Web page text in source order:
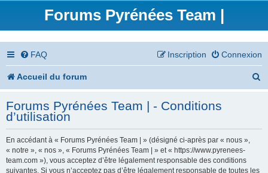
Forums Pyrénées Team |
FAQ Connexion
Inscription
Accueil du forum
h
Forums Pyrénées Team | - Conditions
d’utilisation
En accédant à « Forums Pyrénées Team | » (désigné ci-après par « nous »,
« notre », « nos », « Forums Pyrénées Team | » et « https://www.pyrenees-
team.com »), vous acceptez d’être légalement responsable des conditions
suivantes. Si vous n’acceptez pas d’être légalement responsable de toutes les